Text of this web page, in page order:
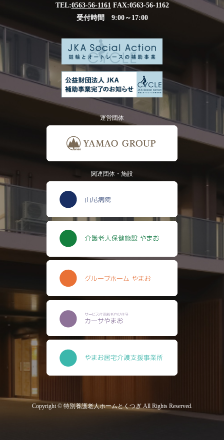
TEL:0563-56-1161FAX:0563-56-1162
受付時間 9:00～17:00
運営団体
関連団体・施設
Copyright © 特別養護老人ホームとくつぎ All Rights Reserved.